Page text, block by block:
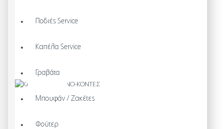
Ποδιές Service
Καπέλα Service
Γραβάτα
Μπουφάν / Ζακέτες
Φούτερ